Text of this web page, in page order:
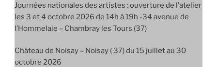
Journées nationales des artistes : ouverture de l’atelier
les 3 et 4 octobre 2026 de 14h à 19h -34 avenue de
l’Hommelaie – Chambray les Tours (37)
Château de Noisay – Noisay ( 37) du 15 juillet au 30
octobre 2026